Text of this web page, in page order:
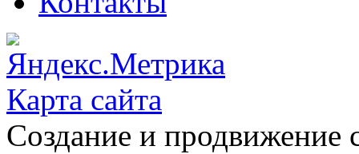
Карта сайта
Создание и продвижение